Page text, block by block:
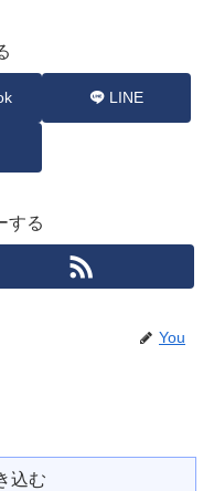
LINE
する
You
込む